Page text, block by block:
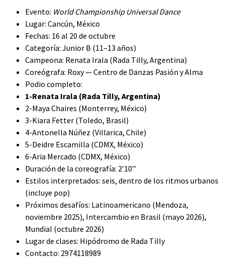
Evento: World Championship Universal Dance
Lugar: Cancún, México
Fechas: 16 al 20 de octubre
Categoría: Junior B (11–13 años)
Campeona: Renata Irala (Rada Tilly, Argentina)
Coreógrafa: Roxy — Centro de Danzas Pasión y Alma
Podio completo:
1-Renata Irala (Rada Tilly, Argentina)
2-Maya Chaires (Monterrey, México)
3-Kiara Fetter (Toledo, Brasil)
4-Antonella Núñez (Villarica, Chile)
5-Deidre Escamilla (CDMX, México)
6-Aria Mercado (CDMX, México)
Duración de la coreografía: 2’10’’
Estilos interpretados: seis, dentro de los ritmos urbanos
(incluye pop)
Próximos desafíos: Latinoamericano (Mendoza,
noviembre 2025), Intercambio en Brasil (mayo 2026),
Mundial (octubre 2026)
Lugar de clases: Hipódromo de Rada Tilly
Contacto: 2974118989